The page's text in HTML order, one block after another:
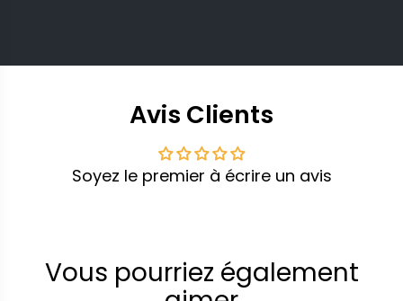
Avis Clients
Soyez le premier à écrire un avis
Vous pourriez également